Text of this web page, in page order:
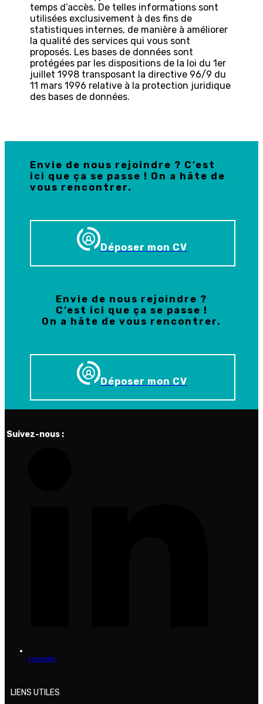
temps d’accès. De telles informations sont
utilisées exclusivement à des fins de
statistiques internes, de manière à améliorer
la qualité des services qui vous sont
proposés. Les bases de données sont
protégées par les dispositions de la loi du 1er
juillet 1998 transposant la directive 96/9 du
11 mars 1996 relative à la protection juridique
des bases de données.
Envie de nous rejoindre ? C’est
ici que ça se passe ! On a hâte de
vous rencontrer.
Déposer mon CV
Envie de nous rejoindre ?
C’est ici que ça se passe !
On a hâte de vous rencontrer.
Déposer mon CV
Suivez-nous :
LinkedIn
LIENS UTILES